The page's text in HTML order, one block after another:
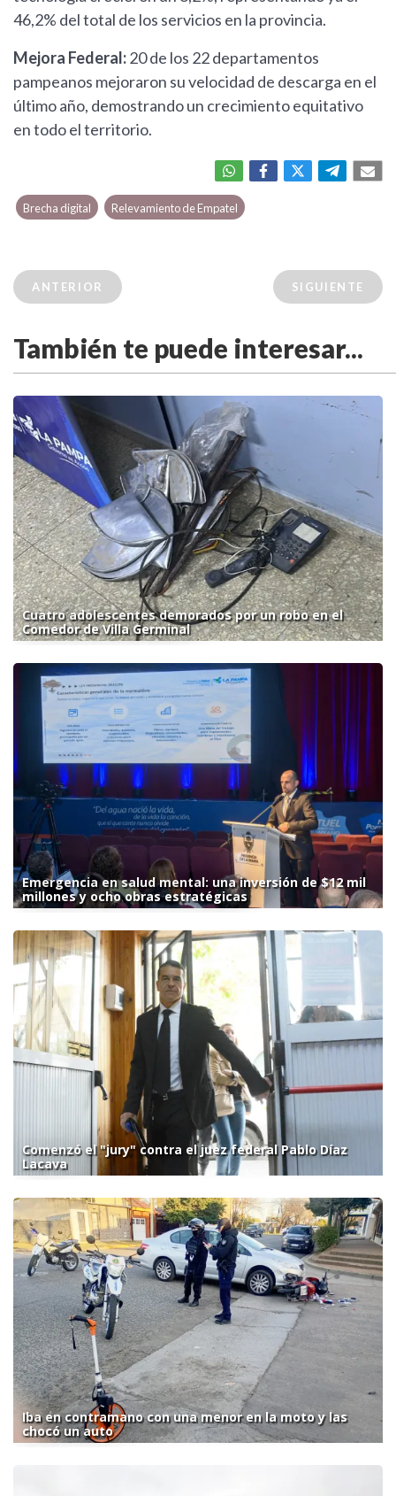
46,2% del total de los servicios en la provincia.
Mejora Federal:20 de los 22 departamentos
pampeanos mejoraron su velocidad de descarga en el
último año, demostrando un crecimiento equitativo
en todo el territorio.
Brecha digital Relevamiento de Empatel
ANTERIOR SIGUIENTE
También te puede interesar...
Cuatro adolescentes demorados por un robo en el
Comedor de Villa Germinal
Emergencia en salud mental: una inversión de $12 mil
millones y ocho obras estratégicas
Comenzó el "jury" contra el juez federal Pablo Díaz
Lacava
Iba en contramano con una menor en la moto y las
chocó un auto